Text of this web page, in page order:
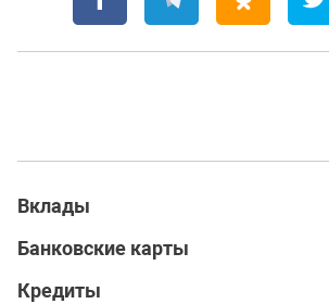
Вклады
Банковские карты
Кредиты